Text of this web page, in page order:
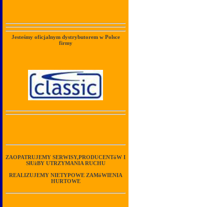
Jesteśmy oficjalnym dystrybutorem w Polsce
firmy
ZAOPATRUJEMY SERWISY,PRODUCENTóW I
SłUżBY UTRZYMANIA RUCHU
REALIZUJEMY NIETYPOWE ZAMóWIENIA
HURTOWE